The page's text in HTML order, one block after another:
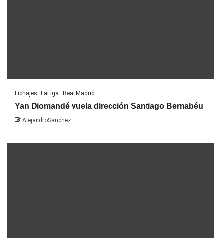
Fichajes LaLiga Real Madrid
Yan Diomandé vuela dirección Santiago Bernabéu
AlejandroSanchez